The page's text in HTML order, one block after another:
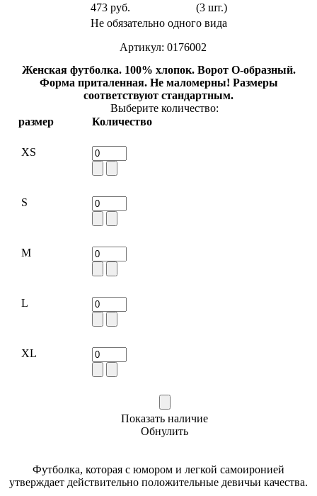
473 руб.
(3 шт.)
Не обязательно одного вида
Артикул: 0176002
Женская футболка. 100% хлопок. Ворот О-образный.
Форма приталенная. Не маломерны! Размеры
соответствуют стандартным.
Выберите количество:
размер
Количество
XS
S
M
L
XL
Показать наличие
Обнулить
Футболка, которая с юмором и легкой самоиронией
утверждает действительно положительные девичьи качества.